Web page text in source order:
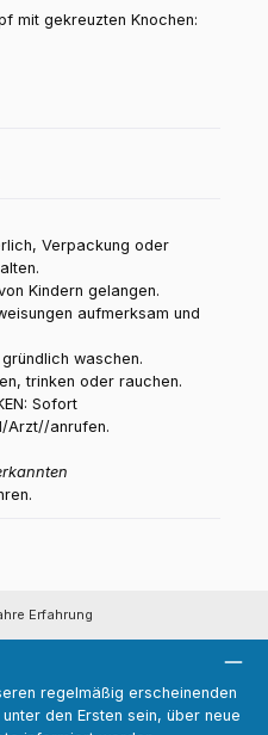
mit gekreuzten Knochen:
Verpackung oder
Kindern gelangen.
aufmerksam und
gründlich waschen.
trinken oder rauchen.
Sofort
Arzt//anrufen.
Erfahrung
regelmäßig erscheinenden
den Ersten sein, über neue